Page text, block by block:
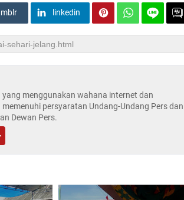
linkedin
menggunakan wahana internet dan
persyaratan Undang-Undang Pers dan
Dewan Pers.